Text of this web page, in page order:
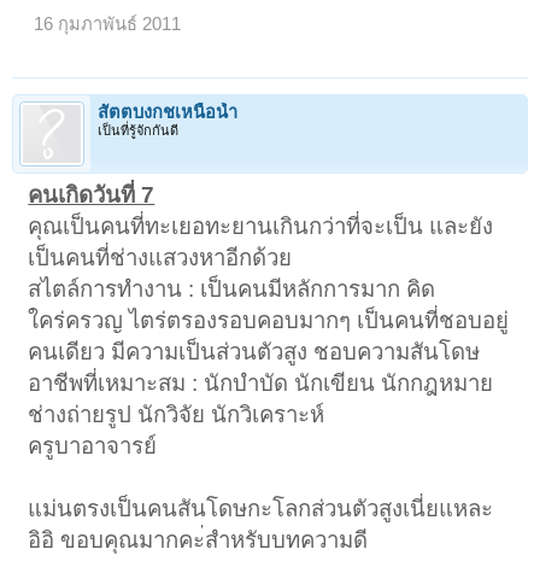
16 กุมภาพันธ์ 2011
สัตตบงกชเหนือน้ำ
เป็นที่รู้จักกันดี
คนเกิดวันที่ 7
คุณเป็นคนที่ทะเยอทะยานเกินกว่าที่จะเป็น และยัง
เป็นคนที่ช่างแสวงหาอีกด้วย
สไตล์การทำงาน : เป็นคนมีหลักการมาก คิด
ใคร่ครวญ ไตร่ตรองรอบคอบมากๆ เป็นคนที่ชอบอยู่
คนเดียว มีความเป็นส่วนตัวสูง ชอบความสันโดษ
อาชีพที่เหมาะสม : นักบำบัด นักเขียน นักกฎหมาย
ช่างถ่ายรูป นักวิจัย นักวิเคราะห์
ครูบาอาจารย์
แม่นตรงเป็นคนสันโดษกะโลกส่วนตัวสูงเนี่ยแหละ
อิอิ ขอบคุณมากคะ่สำหรับบทความดี